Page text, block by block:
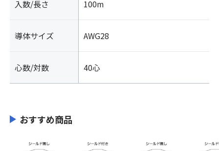
入数/長さ 100m
導体サイズ AWG28
心数/対数 40心
おすすめ商品